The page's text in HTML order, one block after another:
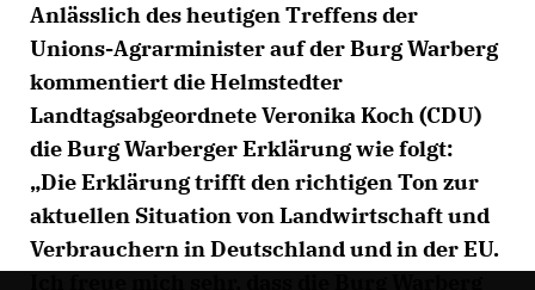
Anlässlich des heutigen Treffens der
Unions-Agrarminister auf der Burg Warberg
kommentiert die Helmstedter
Landtagsabgeordnete Veronika Koch (CDU)
die Burg Warberger Erklärung wie folgt:
Die Erklärung trifft den richtigen Ton zur
aktuellen Situation von Landwirtschaft und
Verbrauchern in Deutschland und in der EU.